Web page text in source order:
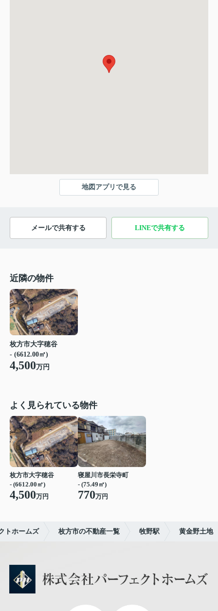
地図アプリで見る
メールで共有する LINEで共有する
近隣の物件
枚方市大字穂谷
- (6612.00㎡)
4,500万円
よく見られている物件
枚方市大字穂谷
- (6612.00㎡)
4,500万円
寝屋川市長栄寺町
- (75.49㎡)
770万円
トホームズ 枚方市の不動産一覧 牧野駅 黄金野土地